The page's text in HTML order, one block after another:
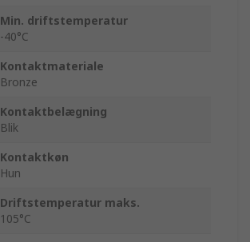
Min. driftstemperatur
-40°C
Kontaktmateriale
Bronze
Kontaktbelægning
Blik
Kontaktkøn
Hun
Driftstemperatur maks.
105°C